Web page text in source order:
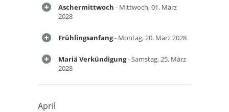
Aschermittwoch - Mittwoch, 01. März
2028
Frühlingsanfang- Montag, 20. März 2028
Mariä Verkündigung- Samstag, 25. März
2028
April